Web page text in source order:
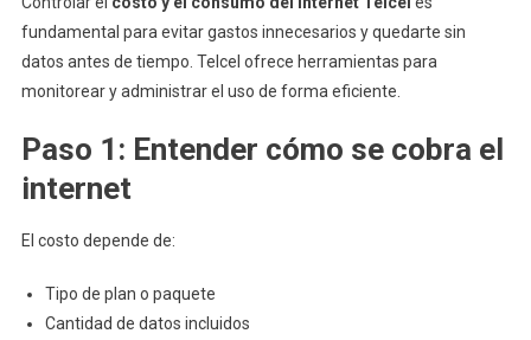
Y
Consumo
fundamental para evitar gastos innecesarios y quedarte sin
datos antes de tiempo. Telcel ofrece herramientas para
monitorear y administrar el uso de forma eficiente.
Paso 1: Entender cómo se cobra el
internet
El costo depende de:
Tipo de plan o paquete
Cantidad de datos incluidos